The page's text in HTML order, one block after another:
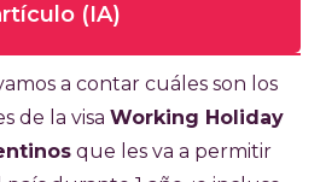
(IA)
completa del artículo
Subclass 462
a contar cuáles son los
de la visa Working Holiday
que les va a permitir